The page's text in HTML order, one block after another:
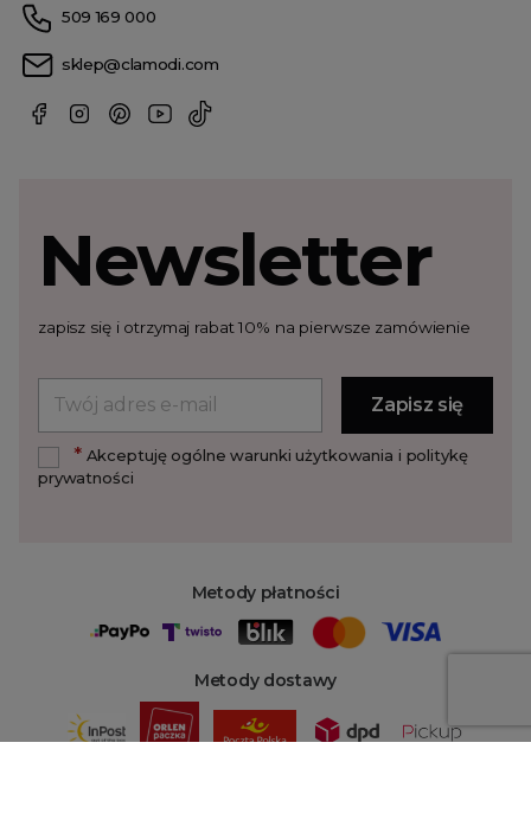
509 169 000
sklep@clamodi.com
Metody płatności
Metody dostawy
Newsletter
zapisz się i otrzymaj rabat 10% na pierwsze zamówienie
*Akceptuję ogólne warunki użytkowania i politykę
prywatności